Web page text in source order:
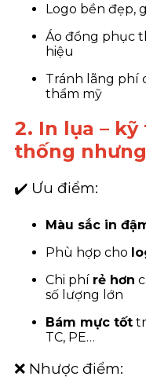
Logo bền đẹp,
Áo đồng phục
hiệu
Tránh lãng phí
thẩm mỹ
2. In lụa –
thống
✔️ Ưu điểm:
Màu sắc in
Phù hợp cho
Chi phí rẻ hơn
số lượng lớn
Bám mực tốt
TC, PE…
❌ Nhược điểm: